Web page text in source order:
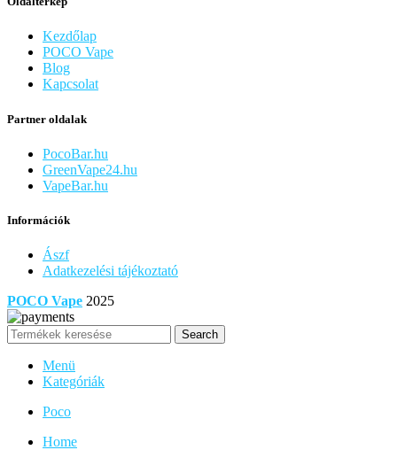
Kezdőlap
POCO Vape
Blog
Kapcsolat
Partner oldalak
PocoBar.hu
GreenVape24.hu
VapeBar.hu
Információk
Ászf
Adatkezelési tájékoztató
POCO Vape 2025
Search
Menü
Kategóriák
Poco
Home